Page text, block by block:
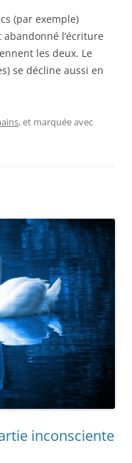
(par exemple)
l’écriture
les deux. Le
se décline aussi en
, et marquée avec
inconsciente